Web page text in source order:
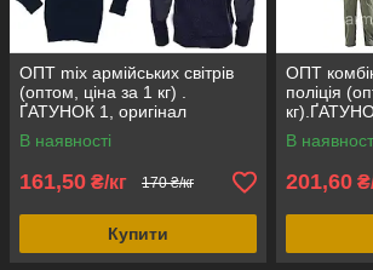
ОПТ mix армійських світрів
(оптом, ціна за 1 кг) .
ҐАТУНОК 1, оригінал
Британія
В наявності
161,50 ₴/кг 170 ₴/кг
Купити
ОПТ
поліція
Британія
В
201,60